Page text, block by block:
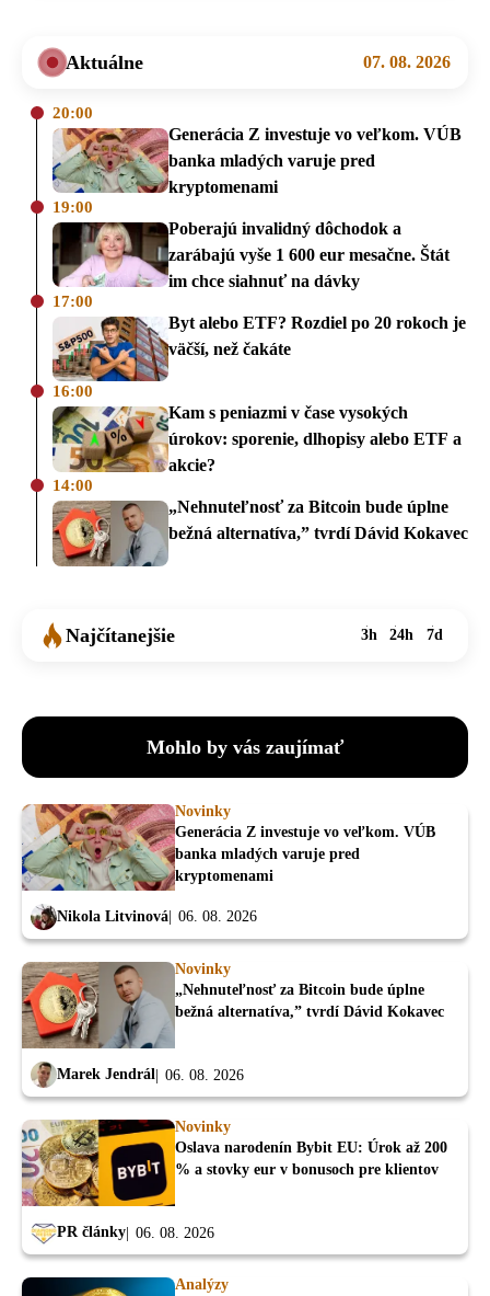
Aktuálne 07. 08. 2026
20:00
Generácia Z investuje vo veľkom. VÚB
banka mladých varuje pred
kryptomenami
19:00
Poberajú invalidný dôchodok a
zarábajú vyše 1 600 eur mesačne. Štát
im chce siahnuť na dávky
17:00
Byt alebo ETF? Rozdiel po 20 rokoch je
väčší, než čakáte
16:00
Kam s peniazmi v čase vysokých
úrokov: sporenie, dlhopisy alebo ETF a
akcie?
14:00
„Nehnuteľnosť za Bitcoin bude úplne
bežná alternatíva,” tvrdí Dávid Kokavec
Najčítanejšie 3h 24h 7d
Mohlo by vás zaujímať
Novinky
Generácia Z investuje vo veľkom. VÚB
banka mladých varuje pred
kryptomenami
Nikola Litvinová 06. 08. 2026
Novinky
„Nehnuteľnosť za Bitcoin bude úplne
bežná alternatíva,” tvrdí Dávid Kokavec
Marek Jendrál 06. 08. 2026
Novinky
Oslava narodenín Bybit EU: Úrok až 200
% a stovky eur v bonusoch pre klientov
PR články 06. 08. 2026
Analýzy